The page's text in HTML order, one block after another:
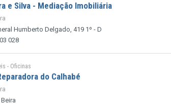
e Silva - Mediação Imobiliária
Humberto Delgado, 419 1º - D
028
- Oficinas
do Calhabé